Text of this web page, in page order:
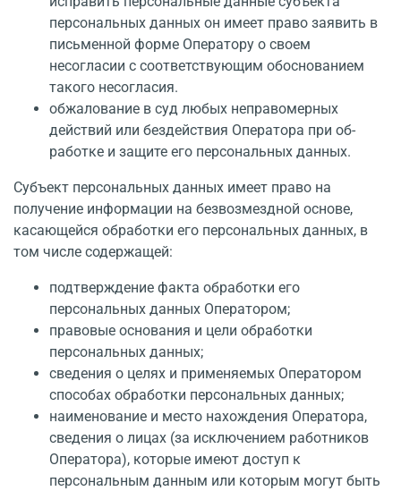
персональных данных он имеет право заявить в
письменной форме Оператору о своем
несогласии с соответствующим обоснованием
такого несогласия.
обжалование в суд любых неправомерных
действий или бездействия Оператора при об­
работке и защите его персональных данных.
Субъект персональных данных имеет право на
получение информации на без­возмездной основе,
касающейся обработки его персональных данных, в
том числе содер­жащей:
подтверждение факта обработки его
персональных данных Оператором;
правовые основания и цели обработки
персональных данных;
сведения о целях и применяемых Оператором
способах обработки персональных данных;
наименование и место нахождения Оператора,
сведения о лицах (за исключением работ­ников
Оператора), которые имеют доступ к
персональным данным или которым могут быть